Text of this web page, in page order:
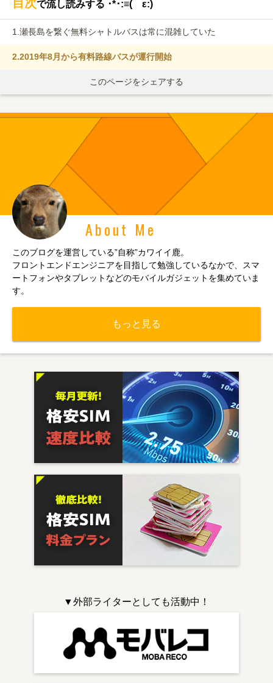
About Me
このブログを運営している”自称”カワイイ鹿。
フロントエンドエンジニアを目指して勉強しているなかで、スマ
ートフォンやタブレットなどのモバイルガジェットを集めていま
す。
もっと見る
▼外部ライターとしても活動中！
目次で流し読みする ･*･:≡( ε:)
1. 瀬長島を繋ぐ無料シャトルバスは常に混雑していた
2.2019年8月から有料路線バスが運行開始
このページをシェアする